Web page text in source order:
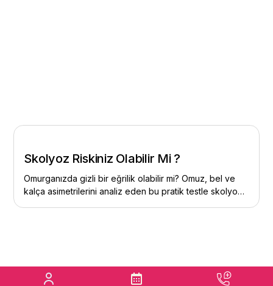
Skolyoz Riskiniz Olabilir Mi ?
Omurganızda gizli bir eğrilik olabilir mi? Omuz, bel ve
kalça asimetrilerini analiz eden bu pratik testle skolyoz